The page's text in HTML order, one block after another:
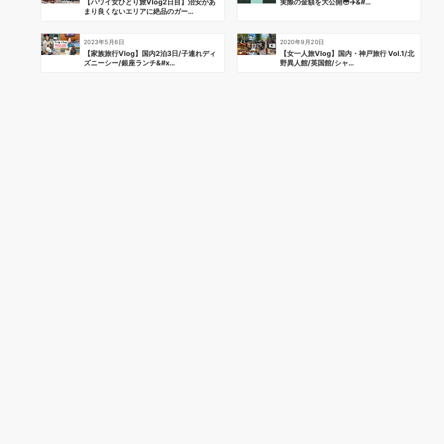
まり良くないエリアに絶品のガー…
2023年5月6日
【家族旅行Vlog】国内2泊3日/子連れディ
ズニーシー/銀座ランチ&#x…
2020年9月20日
【女一人旅Vlog】国内・神戸旅行 Vol.1/北
野異人館/英国館/シャ…